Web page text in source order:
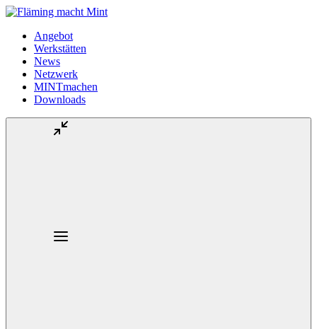
Angebot
Werkstätten
News
Netzwerk
MINTmachen
Downloads